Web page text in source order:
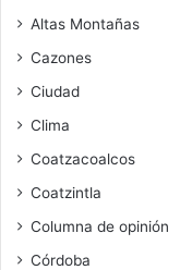
Altas Montañas
Cazones
Ciudad
Clima
Coatzacoalcos
Coatzintla
Columna de opinión
Córdoba